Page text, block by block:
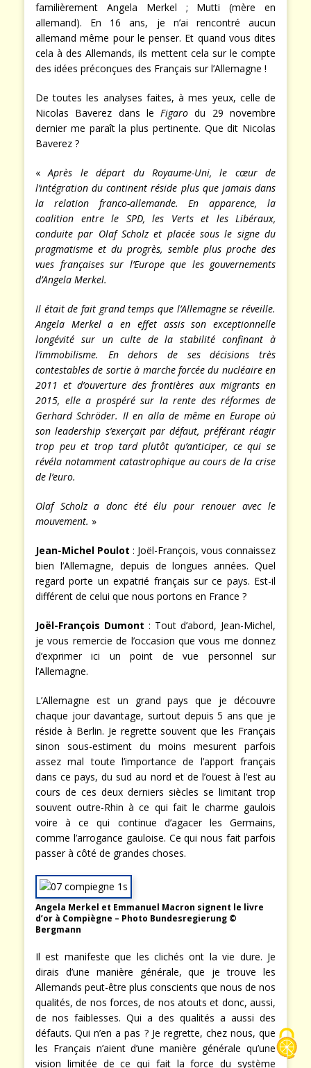
familièrement Angela Merkel ; Mutti (mère en
allemand). En 16 ans, je n’ai rencontré aucun
allemand même pour le penser. Et quand vous dites
cela à des Allemands, ils mettent cela sur le compte
des idées préconçues des Français sur l’Allemagne !
De toutes les analyses faites, à mes yeux, celle de
Nicolas Baverez dans leFigaro du 29 novembre
dernier me paraît la plus pertinente. Que dit Nicolas
Baverez ?
«Après le départ du Royaume-Uni, le cœur de
l’intégration du continent réside plus que jamais dans
la relation franco-allemande. En apparence, la
coalition entre le SPD, les Verts et les Libéraux,
conduite par Olaf Scholz et placée sous le signe du
pragmatisme et du progrès, semble plus proche des
vues françaises sur l’Europe que les gouvernements
d’Angela Merkel.
Il était de fait grand temps que l’Allemagne se réveille.
Angela Merkel a en effet assis son exceptionnelle
longévité sur un culte de la stabilité confinant à
l’immobilisme. En dehors de ses décisions très
contestables de sortie à marche forcée du nucléaire en
2011 et d’ouverture des frontières aux migrants en
2015, elle a prospéré sur la rente des réformes de
Gerhard Schröder. Il en alla de même en Europe où
son leadership s’exerçait par défaut, préférant réagir
trop peu et trop tard plutôt qu’anticiper, ce qui se
révéla notamment catastrophique au cours de la crise
de l’euro.
Olaf Scholz a donc été élu pour renouer avec le
mouvement. »
Jean-Michel Poulot : Joël-François, vous connaissez
bien l’Allemagne, depuis de longues années. Quel
regard porte un expatrié français sur ce pays. Est-il
différent de celui que nous portons en France ?
Joël-François Dumont : Tout d’abord, Jean-Michel,
je vous remercie de l’occasion que vous me donnez
d’exprimer ici un point de vue personnel sur
l’Allemagne.
L’Allemagne est un grand pays que je découvre
chaque jour davantage, surtout depuis 5 ans que je
réside à Berlin. Je regrette souvent que les Français
sinon sous-estiment du moins mesurent parfois
assez mal toute l’importance de l’apport français
dans ce pays, du sud au nord et de l’ouest à l’est au
cours de ces deux derniers siècles se limitant trop
souvent outre-Rhin à ce qui fait le charme gaulois
voire à ce qui continue d’agacer les Germains,
comme l’arrogance gauloise. Ce qui nous fait parfois
passer à côté de grandes choses.
Angela Merkel et Emmanuel Macron signent le livre
d’or à Compiègne – Photo Bundesregierung ©
Bergmann
Il est manifeste que les clichés ont la vie dure. Je
dirais d’une manière générale, que je trouve les
Allemands peut-être plus conscients que nous de nos
qualités, de nos forces, de nos atouts et donc, aussi,
de nos faiblesses. Qui a des qualités a aussi des
défauts. Qui n’en a pas ? Je regrette, chez nous, que
les Français n’aient d’une manière générale qu’une
vision limitée de ce qui fait la force du système